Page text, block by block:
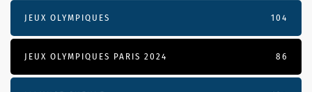
JEUX OLYMPIQUES 104
JEUX OLYMPIQUES PARIS 2024 86